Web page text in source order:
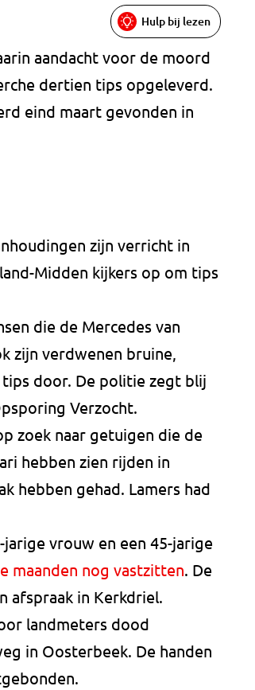
Hulp bij lezen
aandacht voor de moord
dertien tips opgeleverd.
eind maart gevonden in
zijn verricht in
Midden kijkers op om tips
die de Mercedes van
zijn verdwenen bruine,
tips door. De politie zegt blij
Verzocht.
zoek naar getuigen die de
hebben zien rijden in
hebben gehad. Lamers had
vrouw en een 45-jarige
maanden nog vastzitten. De
afspraak in Kerkdriel.
landmeters dood
in Oosterbeek. De handen